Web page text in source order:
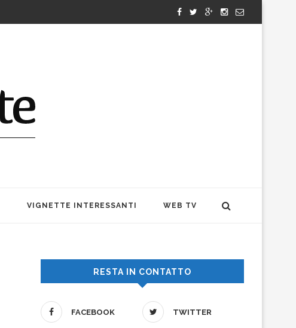
VIGNETTE INTERESSANTI WEB TV
RESTA IN CONTATTO
FACEBOOK TWITTER